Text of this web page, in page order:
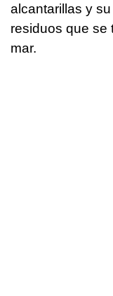
alcantarillas y
residuos que se
mar.